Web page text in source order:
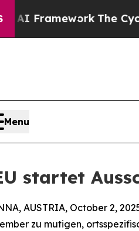
The Cyclospora
Menu
startet
AUSTRIA, October 2,
zu mutigen,